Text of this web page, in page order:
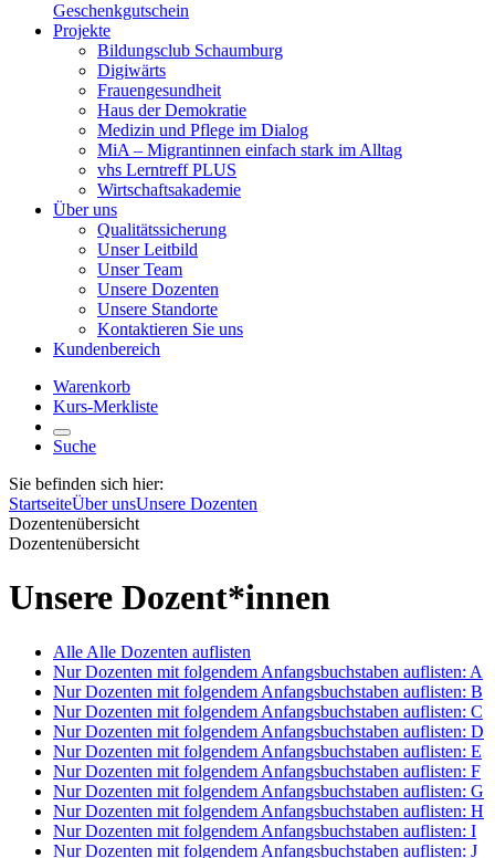
Geschenkgutschein
Projekte
Bildungsclub Schaumburg
Digiwärts
Frauengesundheit
Haus der Demokratie
Medizin und Pflege im Dialog
MiA – Migrantinnen einfach stark im Alltag
vhs Lerntreff PLUS
Wirtschaftsakademie
Über uns
Qualitätssicherung
Unser Leitbild
Unser Team
Unsere Dozenten
Unsere Standorte
Kontaktieren Sie uns
Kundenbereich
Warenkorb
Kurs-Merkliste
Suche
Sie befinden sich hier:
StartseiteÜber unsUnsere Dozenten
Dozentenübersicht
Dozentenübersicht
Unsere Dozent*innen
Alle Alle Dozenten auflisten
Nur Dozenten mit folgendem Anfangsbuchstaben auflisten: A
Nur Dozenten mit folgendem Anfangsbuchstaben auflisten: B
Nur Dozenten mit folgendem Anfangsbuchstaben auflisten: C
Nur Dozenten mit folgendem Anfangsbuchstaben auflisten: D
Nur Dozenten mit folgendem Anfangsbuchstaben auflisten: E
Nur Dozenten mit folgendem Anfangsbuchstaben auflisten: F
Nur Dozenten mit folgendem Anfangsbuchstaben auflisten: G
Nur Dozenten mit folgendem Anfangsbuchstaben auflisten: H
Nur Dozenten mit folgendem Anfangsbuchstaben auflisten: I
Nur Dozenten mit folgendem Anfangsbuchstaben auflisten: J